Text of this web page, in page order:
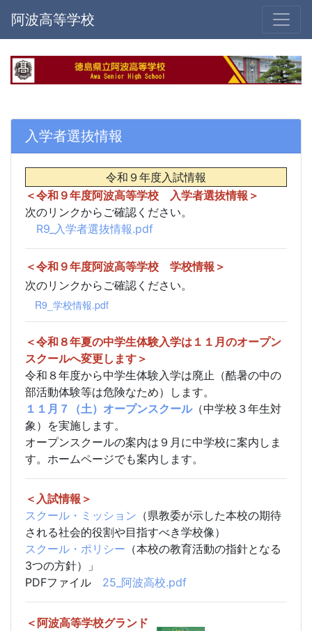
阿波高等学校
入学者選抜情報
令和９年度入試情報
＜令和９年度阿波高等学校 入学者選抜情報＞
次のリンクからご確認ください。
R9_入学者選抜情報.pdf
＜令和９年度阿波高等学校 学校情報＞
次のリンクからご確認ください。
R9_学校情報.pdf
＜令和８年夏の中学生体験入学は１１月のオープン
スクールへ変更します＞
令和８年度から中学生体験入学は廃止（酷暑の中の
部活動体験等は危険なため）します。
１１月７（土）オープンスクール（中学校３年生対
象）を実施します。
オープンスクールの案内は９月に中学校に案内しま
す。ホームページでも案内します。
＜入試情報＞
スクール・ミッション （県教委が示した本校の期待
される社会的役割や目指すべき学校像）
スクール・ポリシー （本校の教育活動の指針となる
3つの方針）」
PDFファイル 25_阿波高校.pdf
＜阿波高等学校グランド